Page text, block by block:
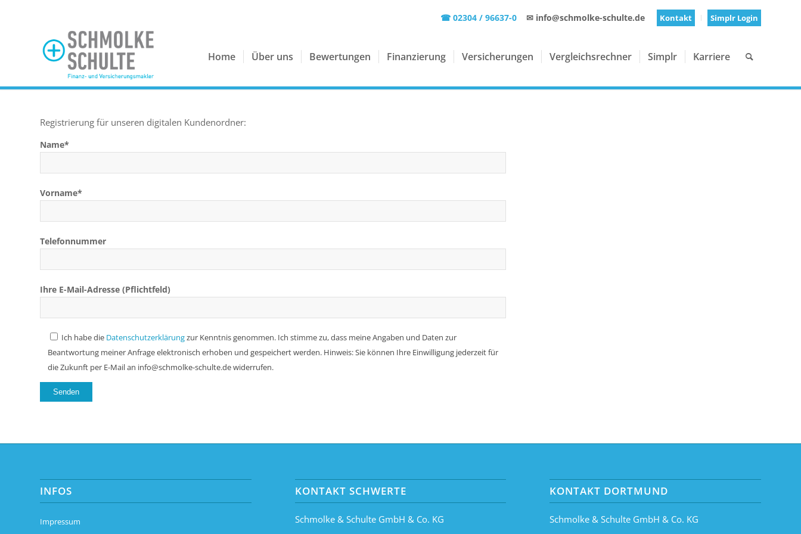
Kontakt Simplr Login
☎ 02304 / 96637-0 ✉ info@schmolke-schulte.de
Home Über uns Bewertungen Finanzierung Versicherungen Vergleichsrechner Simplr Karriere
Registrierung für unseren digitalen Kundenordner:
Name*
Vorname*
Telefonnummer
Ihre E-Mail-Adresse (Pflichtfeld)
Ich habe die Datenschutzerklärungzur Kenntnis genommen. Ich stimme zu, dass meine Angaben und Daten zur
Beantwortung meiner Anfrage elektronisch erhoben und gespeichert werden. Hinweis: Sie können Ihre Einwilligung jederzeit für
die Zukunft per E-Mail an info@schmolke-schulte.de widerrufen.
INFOS
Impressum
KONTAKT SCHWERTE
Schmolke & Schulte GmbH & Co. KG
KONTAKT DORTMUND
Schmolke & Schulte GmbH & Co. KG